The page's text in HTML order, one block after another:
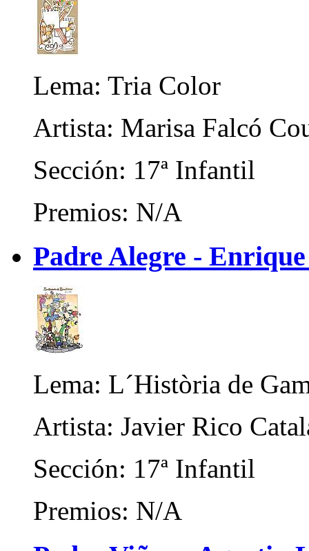
Lema: Tria Color
Artista: Marisa Falcó
Sección: 17ª Infantil
Premios: N/A
Padre Alegre -
Lema: L´Història de
Artista: Javier Rico
Sección: 17ª Infantil
Premios: N/A